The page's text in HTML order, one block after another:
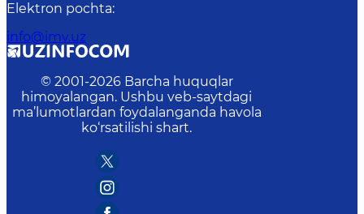
Elektron pochta:
info@imv.uz
© 2001-2026 Barcha huquqlar
himoyalangan. Ushbu veb-saytdagi
ma’lumotlardan foydalanganda havola
ko‘rsatilishi shart.